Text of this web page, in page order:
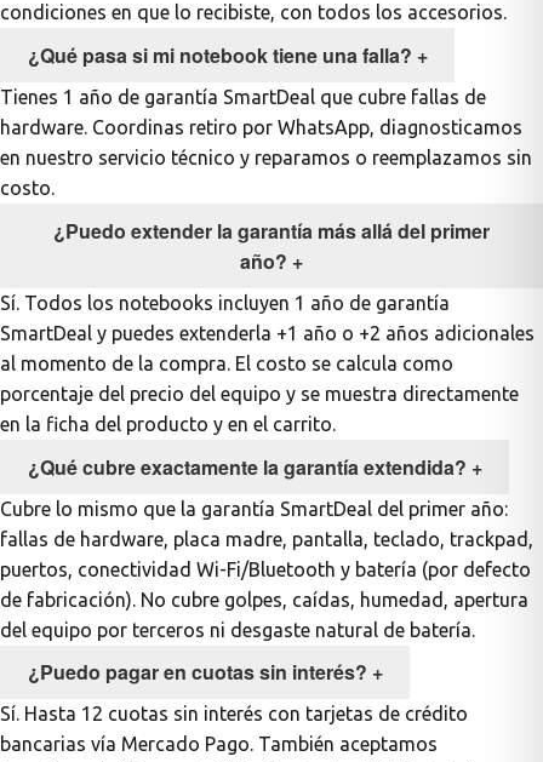
condiciones en que lo recibiste, con todos los accesorios.
¿Qué pasa si mi notebook tiene una falla? +
Tienes 1 año de garantía SmartDeal que cubre fallas de
hardware. Coordinas retiro por WhatsApp, diagnosticamos
en nuestro servicio técnico y reparamos o reemplazamos sin
costo.
¿Puedo extender la garantía más allá del primer
año? +
Sí. Todos los notebooks incluyen 1 año de garantía
SmartDeal y puedes extenderla +1 año o +2 años adicionales
al momento de la compra. El costo se calcula como
porcentaje del precio del equipo y se muestra directamente
en la ficha del producto y en el carrito.
¿Qué cubre exactamente la garantía extendida? +
Cubre lo mismo que la garantía SmartDeal del primer año:
fallas de hardware, placa madre, pantalla, teclado, trackpad,
puertos, conectividad Wi-Fi/Bluetooth y batería (por defecto
de fabricación). No cubre golpes, caídas, humedad, apertura
del equipo por terceros ni desgaste natural de batería.
¿Puedo pagar en cuotas sin interés? +
Sí. Hasta 12 cuotas sin interés con tarjetas de crédito
bancarias vía Mercado Pago. También aceptamos